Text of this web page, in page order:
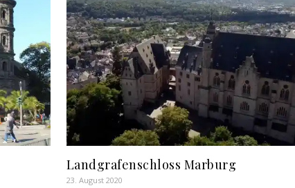
Landgrafenschloss Marburg
23. August 2020